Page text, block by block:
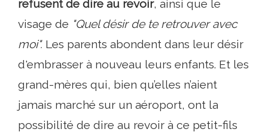
refusent de dire au revoir, ainsi que le
visage de "Quel désir de te retrouver avec
moi". Les parents abondent dans leur désir
d'embrasser à nouveau leurs enfants. Et les
grand-mères qui, bien qu’elles n’aient
jamais marché sur un aéroport, ont la
possibilité de dire au revoir à ce petit-fils